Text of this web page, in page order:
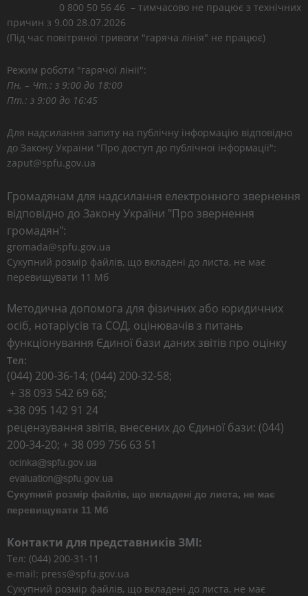
0 800 50 56 46 – тимчасово не працює з технічних
причин з 9.00 28.07.2026
(Під час повітряної тривоги "гаряча лінія" не працює)
Режим роботи "гарячої лінії":
Пн. – Чт.: з 9:00 до 18:00
Пт.: з 9:00 до 16:45
Для надсилання запиту на публічну інформацію відповідно
до Закону України "Про доступ до публічної інформації":
zaput@spfu.gov.ua
Громадянам для надсилання електронного звернення
відповідно до Закону України "Про звернення
громадян":
gromada@spfu.gov.ua
Сукупний розмір файлів, що вкладені до листа, не має
перевищувати 11 Мб
Методична допомога для фізичних або юридичних
осіб, нотаріусів та СОД, оцінювачів з питань
функціонування Єдиної бази даних звітів про оцінку
Тел:
(044) 200-36-14; (044) 200-32-58;
+ 38 093 542 69 68;
+38 095 142 91 24
рецензування звітів, внесених до Єдиної бази: (044)
200-34-20; + 38 099 756 63 51
Сукупний розмір файлів, що вкладені до листа, не має
перевищувати 11 Мб
Контакти для представників ЗМІ:
Тел: (044) 200-31-11
e-mail: press@spfu.gov.ua
Сукупний розмір файлів, що вкладені до листа, не має